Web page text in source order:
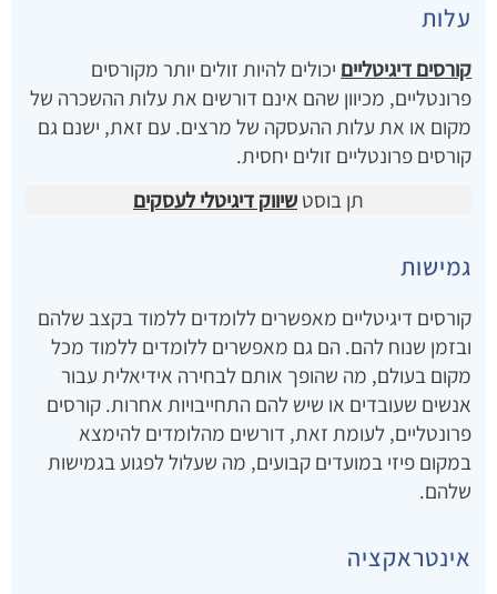
עלות
קורסים דיגיטליים יכולים להיות זולים יותר מקורסים
פרונטליים, מכיוון שהם אינם דורשים את עלות ההשכרה של
מקום או את עלות ההעסקה של מרצים. עם זאת, ישנם גם
קורסים פרונטליים זולים יחסית.
תן בוסט שיווק דיגיטלי לעסקים
גמישות
קורסים דיגיטליים מאפשרים ללומדים ללמוד בקצב שלהם
ובזמן שנוח להם. הם גם מאפשרים ללומדים ללמוד מכל
מקום בעולם, מה שהופך אותם לבחירה אידיאלית עבור
אנשים שעובדים או שיש להם התחייבויות אחרות. קורסים
פרונטליים, לעומת זאת, דורשים מהלומדים להימצא
במקום פיזי במועדים קבועים, מה שעלול לפגוע בגמישות
שלהם.
אינטראקציה